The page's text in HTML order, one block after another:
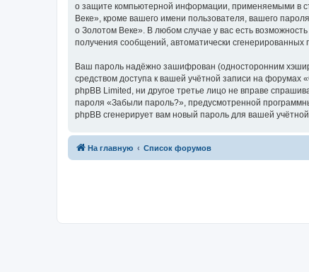
о защите компьютерной информации, применяемыми в
Веке», кроме вашего имени пользователя, вашего
о Золотом Веке». В любом случае у вас есть
получения сообщений, автоматически
Ваш пароль надёжно зашифрован (односторонним
средством доступа к вашей учётной записи на форумах
phpBB Limited, ни другое третье лицо не вправе
пароля «Забыли пароль?», предусмотренной
phpBB сгенерирует вам новый пароль для вашей учётной
На главную Список форумов